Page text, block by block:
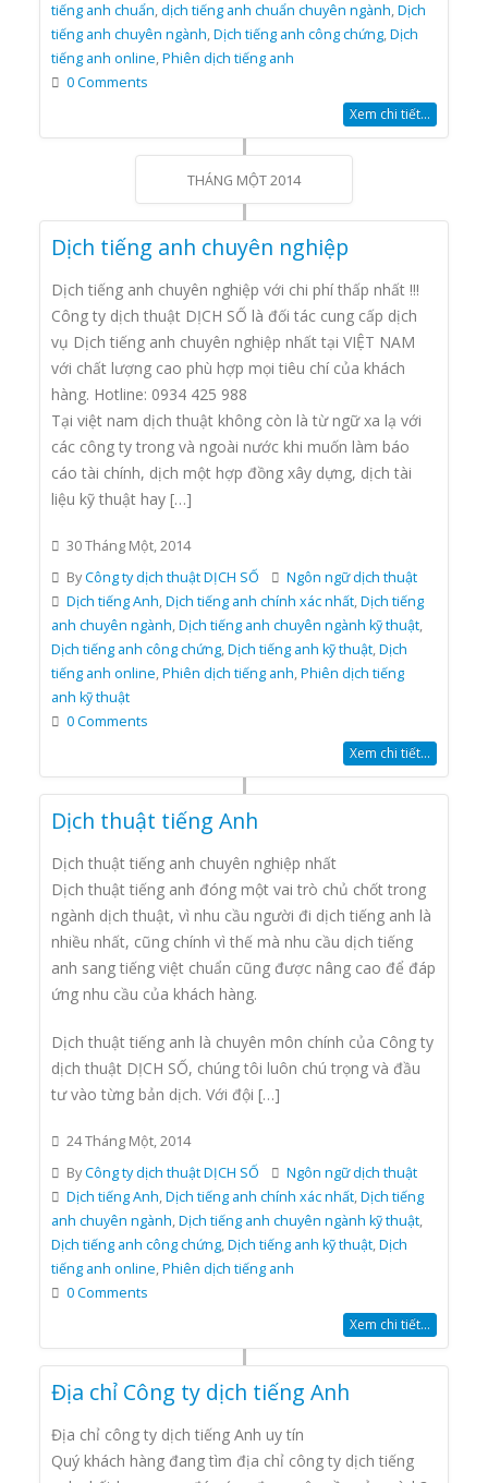
tiếng anh chuẩn,dịch tiếng anh chuẩn chuyên ngành,Dịch
tiếng anh chuyên ngành,Dịch tiếng anh công chứng,Dịch
tiếng anh online,Phiên dịch tiếng anh
0 Comments
Xem chi tiết...
THÁNG MỘT 2014
Dịch tiếng anh chuyên nghiệp
Dịch tiếng anh chuyên nghiệp với chi phí thấp nhất !!!
Công ty dịch thuật DỊCH SỐ là đối tác cung cấp dịch
vụ Dịch tiếng anh chuyên nghiệp nhất tại VIỆT NAM
với chất lượng cao phù hợp mọi tiêu chí của khách
hàng. Hotline: 0934 425 988
Tại việt nam dịch thuật không còn là từ ngữ xa lạ với
các công ty trong và ngoài nước khi muốn làm báo
cáo tài chính, dịch một hợp đồng xây dựng, dịch tài
liệu kỹ thuật hay […]
30 Tháng Một, 2014
ByCông ty dịch thuật DỊCH SỐ
Ngôn ngữ dịch thuật
Dịch tiếng Anh,Dịch tiếng anh chính xác nhất,Dịch tiếng
anh chuyên ngành,Dịch tiếng anh chuyên ngành kỹ thuật,
Dịch tiếng anh công chứng,Dịch tiếng anh kỹ thuật,Dịch
tiếng anh online,Phiên dịch tiếng anh,Phiên dịch tiếng
anh kỹ thuật
0 Comments
Xem chi tiết...
Dịch thuật tiếng Anh
Dịch thuật tiếng anh chuyên nghiệp nhất
Dịch thuật tiếng anh đóng một vai trò chủ chốt trong
ngành dịch thuật, vì nhu cầu người đi dịch tiếng anh là
nhiều nhất, cũng chính vì thế mà nhu cầu dịch tiếng
anh sang tiếng việt chuẩn cũng được nâng cao để đáp
ứng nhu cầu của khách hàng.
Dịch thuật tiếng anh là chuyên môn chính của Công ty
dịch thuật DỊCH SỐ, chúng tôi luôn chú trọng và đầu
tư vào từng bản dịch. Với đội […]
24 Tháng Một, 2014
ByCông ty dịch thuật DỊCH SỐ
Ngôn ngữ dịch thuật
Dịch tiếng Anh,Dịch tiếng anh chính xác nhất,Dịch tiếng
anh chuyên ngành,Dịch tiếng anh chuyên ngành kỹ thuật,
Dịch tiếng anh công chứng,Dịch tiếng anh kỹ thuật,Dịch
tiếng anh online,Phiên dịch tiếng anh
0 Comments
Xem chi tiết...
Địa chỉ Công ty dịch tiếng Anh
Địa chỉ công ty dịch tiếng Anh uy tín
Quý khách hàng đang tìm địa chỉ công ty dịch tiếng